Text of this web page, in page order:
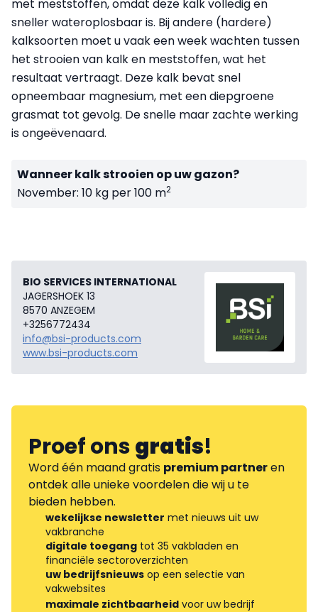
met meststoffen, omdat deze kalk volledig en
sneller wateroplosbaar is. Bij andere (hardere)
kalksoorten moet u vaak een week wachten tussen
het strooien van kalk en meststoffen, wat het
resultaat vertraagt. Deze kalk bevat snel
opneembaar magnesium, met een diepgroene
grasmat tot gevolg. De snelle maar zachte werking
is ongeëvenaard.
Wanneer kalk strooien op uw gazon?
November: 10 kg per 100 m2
BIO SERVICES INTERNATIONAL
JAGERSHOEK 13
8570 ANZEGEM
+3256772434
info@bsi-products.com
www.bsi-products.com
Proef onsgratis!
Word één maand gratis premium partneren
ontdek alle unieke voordelen die wij u te
bieden hebben.
wekelijkse newsletter met nieuws uit uw
vakbranche
digitale toegang tot 35 vakbladen en
financiële sectoroverzichten
uw bedrijfsnieuws op een selectie van
vakwebsites
maximale zichtbaarheid voor uw bedrijf